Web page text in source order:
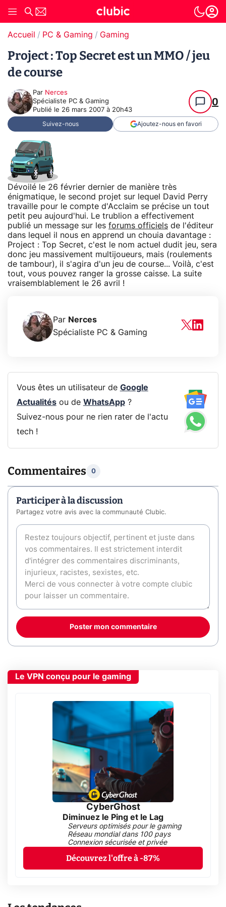
Accueil PC & Gaming Gaming
Project : Top Secret est un MMO / jeu
de course
Par Nerces
Spécialiste PC & Gaming
Publié le 26 mars 2007 à 20h43
0
Suivez-nous Ajoutez-nous en favori
Dévoilé le 26 février dernier de manière très
énigmatique, le second projet sur lequel David Perry
travaille pour le compte d'Acclaim se précise un tout
petit peu aujourd'hui. Le trublion a effectivement
publié un message sur les forums officiels de l'éditeur
dans lequel il nous en apprend un chouia davantage :
Project : Top Secret, c'est le nom actuel dudit jeu, sera
donc jeu massivement multijoueurs, mais (roulements
de tambour), il s'agira d'un jeu de course... Voilà, c'est
tout, vous pouvez ranger la grosse caisse. La suite
vraisemblablement le 26 avril !
Par Nerces
Spécialiste PC & Gaming
Vous êtes un utilisateur de Google
Actualitésou de WhatsApp?
Suivez-nous pour ne rien rater de l'actu
tech !
Commentaires 0
Participer à la discussion
Partagez votre avis avec la communauté Clubic.
Poster mon commentaire
Le VPN conçu pour le gaming
CyberGhost
Diminuez le Ping et le Lag
Serveurs optimisés pour le gaming
Réseau mondial dans 100 pays
Connexion sécurisée et privée
Découvrez l'offre à -87%